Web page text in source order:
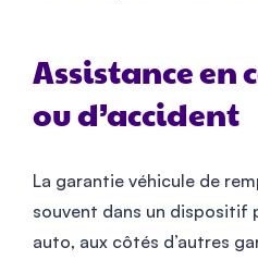
Assistance en
ou d’accident
La garantie véhicule de
souvent dans un dispositif
auto, aux côtés d’autres